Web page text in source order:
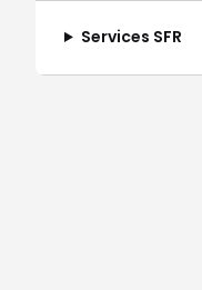
Services SFR